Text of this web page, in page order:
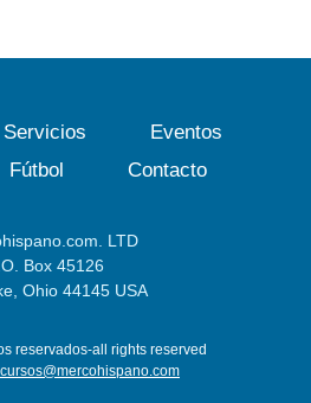
Servicios
Eventos
Fútbol Contacto
LTD
Box 45126
Ohio 44145 USA
reservados-all rights reserved